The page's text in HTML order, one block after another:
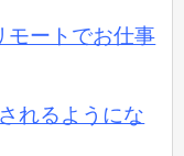
モートでお仕事
れるようにな